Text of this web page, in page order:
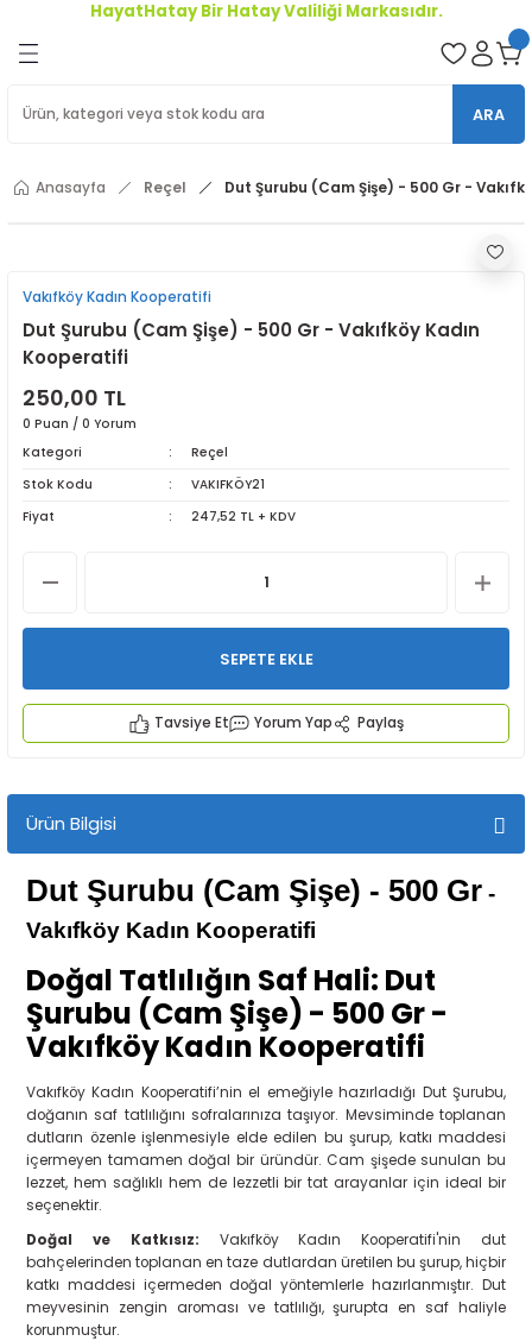
HayatHatay Bir Hatay Valiliği Markasıdır.
ÜRETİM Ürünleri
ARA
Anasayfa Reçel Dut Şurubu (Cam Şişe) - 500 Gr -
Vakıfköy Kadın Kooperatifi
Dut Şurubu (Cam Şişe) - 500 Gr - Vakıfköy Kadın
Kooperatifi
250,00 TL
0 Puan / 0 Yorum
Kategori
Reçel
Stok Kodu
VAKIFKÖY21
Fiyat
247,52 TL + KDV
SEPETE EKLE
Tavsiye Et Yorum Yap Paylaş
Ürün Bilgisi
Dut Şurubu (Cam Şişe) - 500 Gr -
Vakıfköy Kadın Kooperatifi
Doğal Tatlılığın Saf Hali: Dut
Şurubu (Cam Şişe) - 500 Gr-
Vakıfköy Kadın Kooperatifi
Vakıfköy Kadın Kooperatifi’nin el emeğiyle hazırladığı Dut Şurubu,
doğanın saf tatlılığını sofralarınıza taşıyor. Mevsiminde toplanan
dutların özenle işlenmesiyle elde edilen bu şurup, katkı maddesi
içermeyen tamamen doğal bir üründür. Cam şişede sunulan bu
lezzet, hem sağlıklı hem de lezzetli bir tat arayanlar için ideal bir
seçenektir.
Doğal ve Katkısız: Vakıfköy Kadın Kooperatifi'nin dut
bahçelerinden toplanan en taze dutlardan üretilen bu şurup, hiçbir
katkı maddesi içermeden doğal yöntemlerle hazırlanmıştır. Dut
meyvesinin zengin aroması ve tatlılığı, şurupta en saf haliyle
korunmuştur.